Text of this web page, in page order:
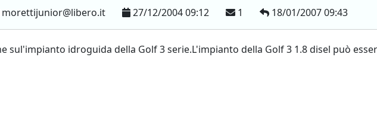
morettijunior@libero.it 27/12/2004 09:12 1 18/01/2007 09:43
sul'impianto idroguida della Golf 3 serie.L'impianto della Golf 3 1.8 disel può